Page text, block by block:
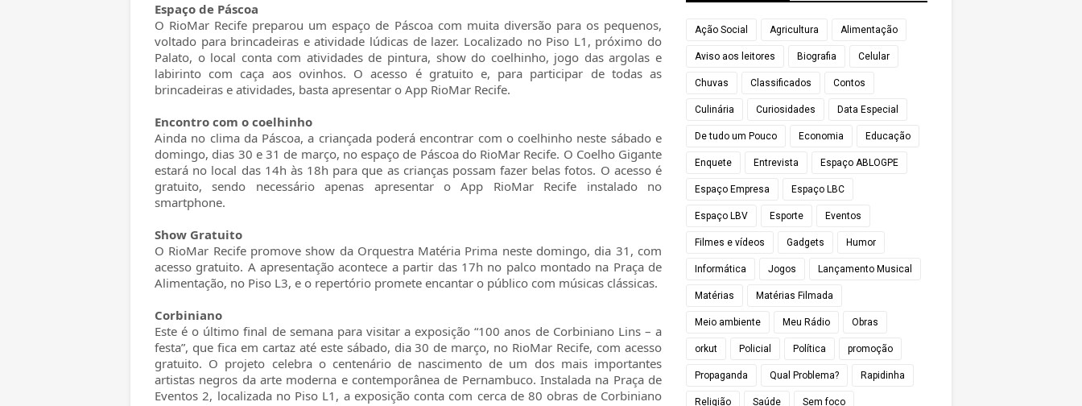
Espaço de Páscoa
O RioMar Recife preparou um espaço de Páscoa com muita diversão para os pequenos,
voltado para brincadeiras e atividade lúdicas de lazer. Localizado no Piso L1, próximo do
Palato, o local conta com atividades de pintura, show do coelhinho, jogo das argolas e
labirinto com caça aos ovinhos. O acesso é gratuito e, para participar de todas as
brincadeiras e atividades, basta apresentar o App RioMar Recife.
Encontro com o coelhinho
Ainda no clima da Páscoa, a criançada poderá encontrar com o coelhinho neste sábado e
domingo, dias 30 e 31 de março, no espaço de Páscoa do RioMar Recife. O Coelho Gigante
estará no local das 14h às 18h para que as crianças possam fazer belas fotos. O acesso é
gratuito, sendo necessário apenas apresentar o App RioMar Recife instalado no
smartphone.
Show Gratuito
O RioMar Recife promove show da Orquestra Matéria Prima neste domingo, dia 31, com
acesso gratuito. A apresentação acontece a partir das 17h no palco montado na Praça de
Alimentação, no Piso L3, e o repertório promete encantar o público com músicas clássicas.
Corbiniano
Este é o último final de semana para visitar a exposição “100 anos de Corbiniano Lins – a
festa”, que fica em cartaz até este sábado, dia 30 de março, no RioMar Recife, com acesso
gratuito. O projeto celebra o centenário de nascimento de um dos mais importantes
artistas negros da arte moderna e contemporânea de Pernambuco. Instalada na Praça de
Eventos 2, localizada no Piso L1, a exposição conta com cerca de 80 obras de Corbiniano
Ação Social Agricultura Alimentação
Aviso aos leitores Biografia Celular
Chuvas Classificados Contos
Culinária Curiosidades Data Especial
De tudo um Pouco Economia Educação
Enquete Entrevista Espaço ABLOGPE
Espaço Empresa Espaço LBC
Espaço LBV Esporte Eventos
Filmes e vídeos Gadgets Humor
Informática Jogos Lançamento Musical
Matérias Matérias Filmada
Meio ambiente Meu Rádio Obras
orkut Policial Política promoção
Propaganda Qual Problema? Rapidinha
Religião Saúde Sem foco